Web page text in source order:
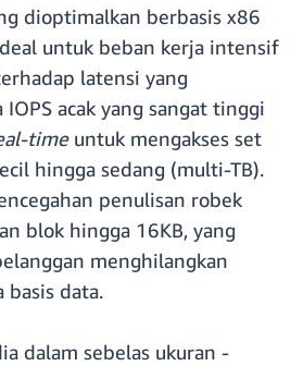
dioptimalkan berbasis x86
untuk beban kerja intensif
latensi yang
acak yang sangat tinggi
timeuntuk mengakses set
hingga sedang (multi-TB).
penulisan robek
blok hingga 16KB, yang
menghilangkan
basis data.
dalam sebelas ukuran -